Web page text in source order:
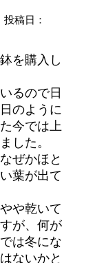
投稿日：
を購入し
るので日
のように
今では上
した。
ぜかほと
葉が出て
や乾いて
が、何が
は冬にな
ないかと